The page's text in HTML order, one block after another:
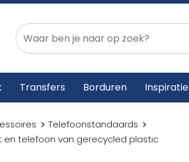
Transfers Borduren Inspiratie
Telefoonstandaards
telefoon van gerecycled plastic